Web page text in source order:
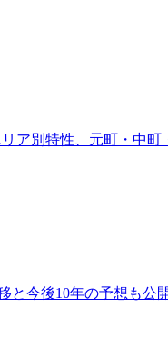
ア別特性、元町・中
と今後10年の予想も公